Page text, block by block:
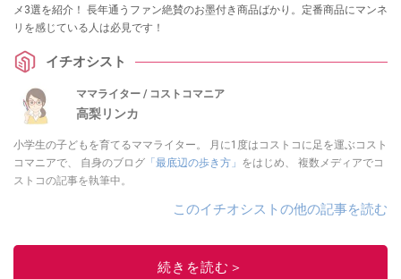
メ3選を紹介！ 長年通うファン絶賛のお墨付き商品ばかり。定番商品にマンネ
リを感じている人は必見です！
イチオシスト
ママライター / コストコマニア
高梨リンカ
小学生の子どもを育てるママライター。 月に1度はコストコに足を運ぶコスト
コマニアで、 自身のブログ 「最底辺の歩き方」 をはじめ、 複数メディアでコ
ストコの記事を執筆中。
このイチオシストの他の記事を読む
続きを読む＞